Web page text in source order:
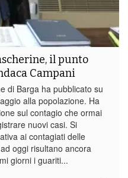
il punto
Campani
di Barga ha pubblicato su
alla popolazione. Ha
sul contagio che ormai
nuovi casi. Si
ai contagiati delle
oggi risultano ancora
giorni i guariti...